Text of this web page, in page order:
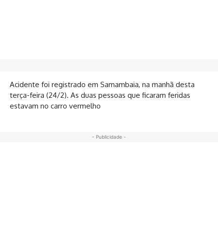
Acidente foi registrado em Samambaia, na manhã desta
terça-feira (24/2). As duas pessoas que ficaram feridas
estavam no carro vermelho
- Publicidade -